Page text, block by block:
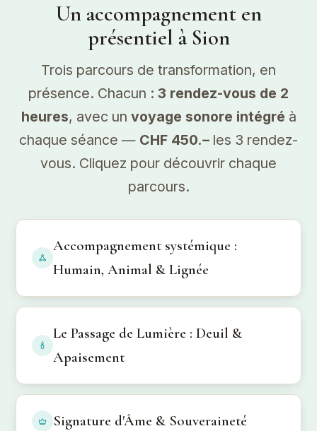
Un accompagnement en
présentiel à Sion
Trois parcours de transformation, en
présence. Chacun : 3 rendez-vous de 2
heures, avec un voyage sonore intégré à
chaque séance — CHF 450.– les 3 rendez-
vous. Cliquez pour découvrir chaque
parcours.
Accompagnement systémique :
Humain, Animal & Lignée
Le Passage de Lumière : Deuil &
Apaisement
Signature d'Âme & Souveraineté